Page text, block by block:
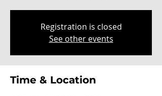
Registration is closed
See other events
Time & Location